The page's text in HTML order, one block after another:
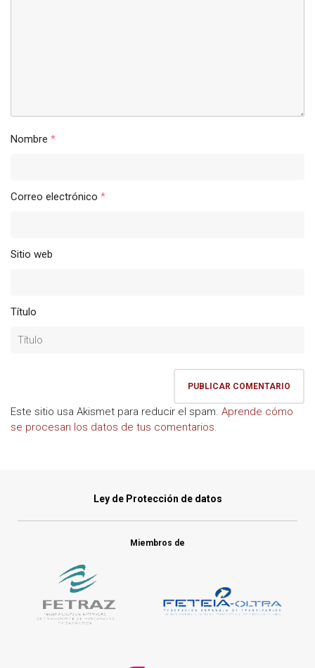
Nombre *
Correo electrónico *
Sitio web
Título
Este sitio usa Akismet para reducir el spam. Aprende cómo
se procesan los datos de tus comentarios.
Ley de Protección de datos
Miembros de